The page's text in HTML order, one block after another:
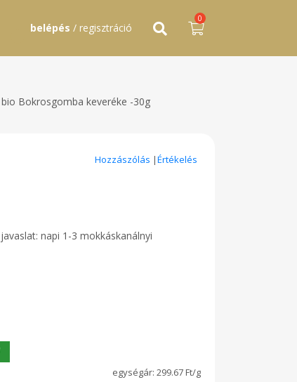
belépés / regisztráció
0
Bokrosgomba keveréke -30g
Hozzászólás |Értékelés
napi 1-3 mokkáskanálnyi
299.67 Ft/g